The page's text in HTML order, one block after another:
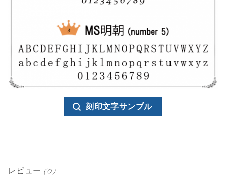
刻印文字サンプル
レビュー (0)